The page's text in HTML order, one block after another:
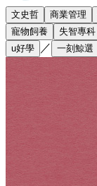
文史哲 商業管理
寵物飼養
失智專科
u好學
／ 一刻鯨選